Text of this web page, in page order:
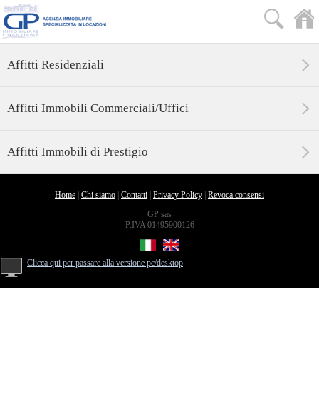
Affitti Residenziali
Affitti Immobili Commerciali/Uffici
Affitti Immobili di Prestigio
Home Chi siamo Contatti Privacy Policy Revoca consensi
GP sas
P.IVA 01495900126
Clicca qui per passare alla versione pc/desktop